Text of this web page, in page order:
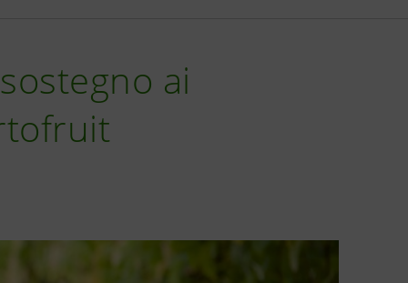
ai